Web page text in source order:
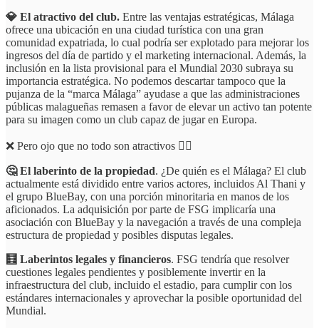
💎 El atractivo del club. Entre las ventajas estratégicas, Málaga
ofrece una ubicación en una ciudad turística con una gran
comunidad expatriada, lo cual podría ser explotado para mejorar los
ingresos del día de partido y el marketing internacional. Además, la
inclusión en la lista provisional para el Mundial 2030 subraya su
importancia estratégica. No podemos descartar tampoco que la
pujanza de la “marca Málaga” ayudase a que las administraciones
públicas malagueñas remasen a favor de elevar un activo tan potente
para su imagen como un club capaz de jugar en Europa.
❌ Pero ojo que no todo son atractivos 👇🏻
🤔 El laberinto de la propiedad. ¿De quién es el Málaga? El club
actualmente está dividido entre varios actores, incluidos Al Thani y
el grupo BlueBay, con una porción minoritaria en manos de los
aficionados. La adquisición por parte de FSG implicaría una
asociación con BlueBay y la navegación a través de una compleja
estructura de propiedad y posibles disputas legales.
🧮 Laberintos legales y financieros. FSG tendría que resolver
cuestiones legales pendientes y posiblemente invertir en la
infraestructura del club, incluido el estadio, para cumplir con los
estándares internacionales y aprovechar la posible oportunidad del
Mundial.